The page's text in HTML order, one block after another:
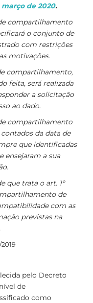
de 2020.
compartilhamento
o conjunto de
com restrições
motivações.
compartilhamento,
feita, será realizada
a solicitação
ao dado.
compartilhamento
da data de
que identificadas
ensejaram a sua
que trata o art. 1º
de
com as
previstas na
pelo Decreto
de
como